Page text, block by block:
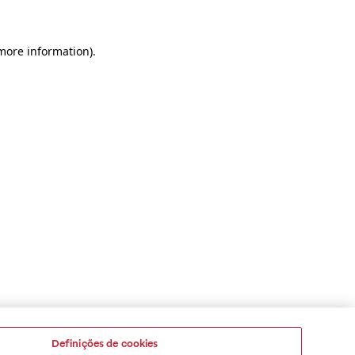
information).
Definições de cookies